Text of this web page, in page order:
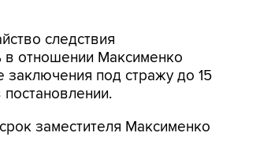
следствия
в отношении Максименко
заключения под стражу до 15
постановлении.
заместителя Максименко